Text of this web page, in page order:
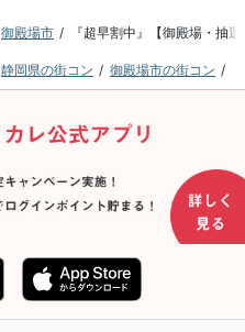
御殿場市 『超早割中』【御殿場・
静岡県の街コン 御殿場市の街コン